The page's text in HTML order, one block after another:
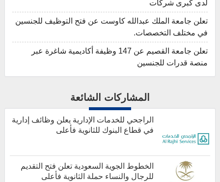
لدى كبرى شركات
تعلن جامعة الملك عبدالله كاوست عن فتح التوظيف للجنسين
في مختلف التخصصات.
تعلن جامعة القصيم عن 147 وظيفة أكاديمية شاغرة عبر
منصة قدرات للجنسين
المشاركات الشائعة
الراجحي للخدمات الإدارية يعلن وظائف إدارية
في قطاع البنوك للثانوية فأعلى
الخطوط الجوية السعودية تعلن فتح التقديم
للرجال والنساء حملة الثانوية فأعلى